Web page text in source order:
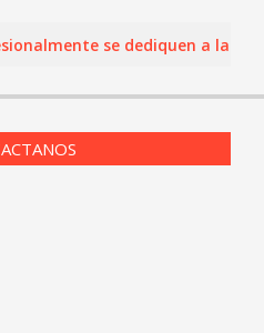
se dediquen a la